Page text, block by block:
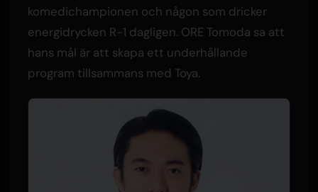
komedichampionen och någon som dricker
energidrycken R-1 dagligen. ORE Tomoda sa att
hans mål är att skapa ett underhållande
program tillsammans med Toya.